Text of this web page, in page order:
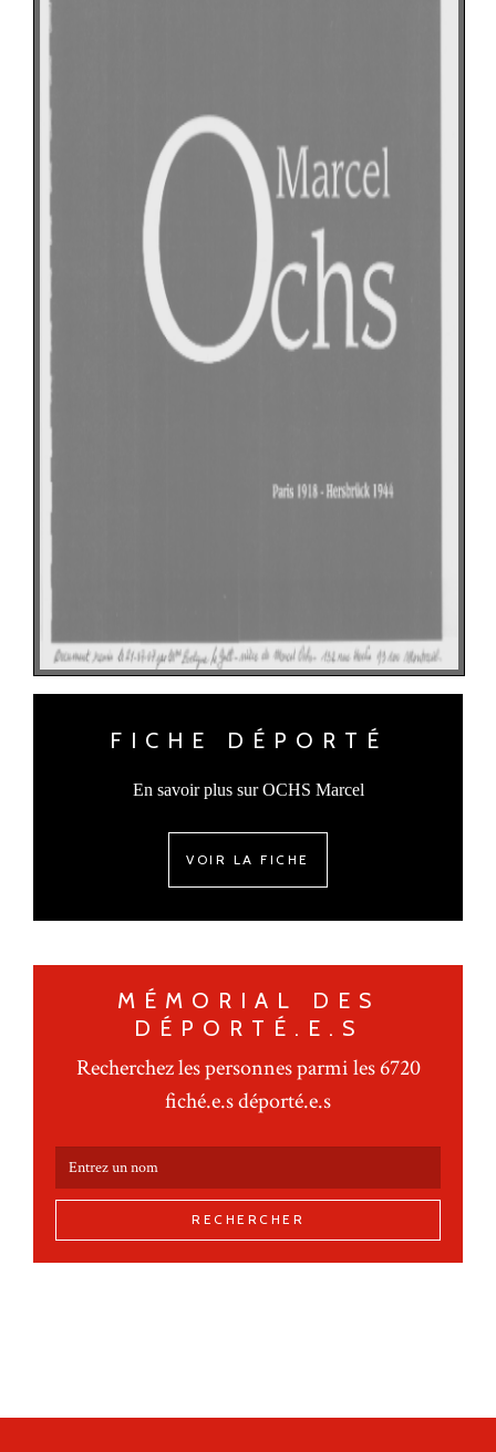
FICHE DÉPORTÉ
En savoir plus sur OCHS Marcel
VOIR LA FICHE
MÉMORIAL DES
DÉPORTÉ.E.S
Recherchez les personnes parmi les 6720
fiché.e.s déporté.e.s
RECHERCHER